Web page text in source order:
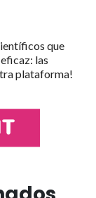
que
las
plataforma!